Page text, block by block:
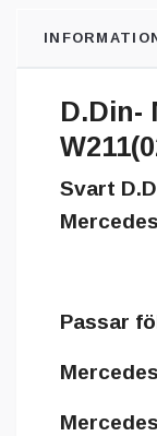
D.Din-
Svart
Mercedes
Passar